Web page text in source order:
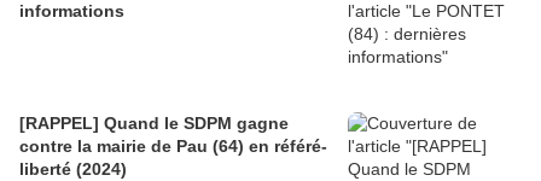
informations
[RAPPEL] Quand le SDPM gagne
contre la mairie de Pau (64) en référé-
liberté (2024)